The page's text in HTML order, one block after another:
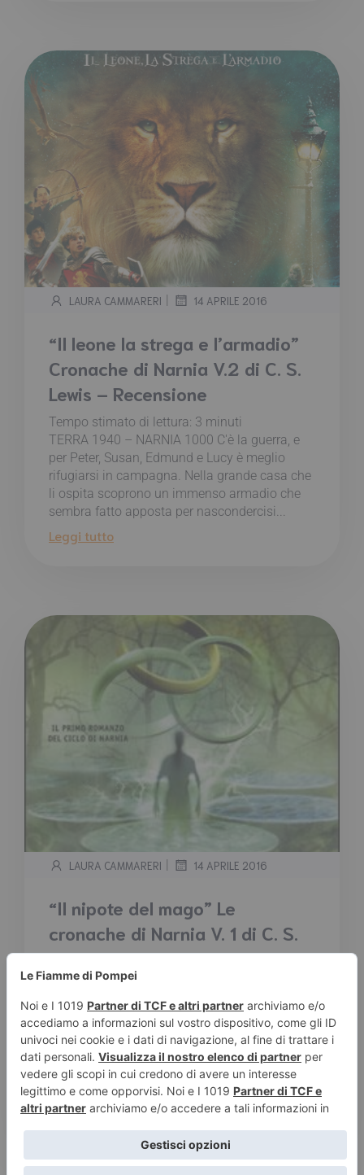
LAURA CAMMARERI | 14 APRILE 2016
“Il leone la strega e l’armadio”
Cronache di Narnia V.2 di C. S.
Lewis – Recensione
Tempo stimato di lettura: 3 minuti
TERRA 1940 – NARNIA 1000 C'è la guerra, e
per Peter, Susan, Edmund e Lucy è meglio
rifugiarsi in campagna. Nella grande casa che
li ospita scoprono un immenso armadio che
sembra fatto apposta per nascondercisi...
Leggi tutto
LAURA CAMMARERI | 14 APRILE 2016
“Il nipote del mago” Le
cronache di Narnia V. 1 di C. S.
Lewis – Recensione
Tempo stimato di lettura:
Terra 1900 - Narnia Anno 1. Quando Polly e il
suo nuovo amico Digory decidono di esplorare
la soffitta di zio Andrew, non sospettano certo
che lui sia un mago. Soprattutto non sanno
che, grazie al potere di un anello, quella stanza
scomparirà...
Leggi tutto